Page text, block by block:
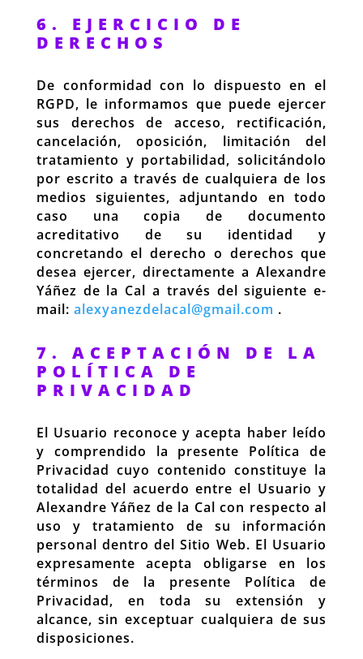
6. EJERCICIO DE
DERECHOS
De conformidad con lo dispuesto en el
RGPD, le informamos que puede ejercer
sus derechos de acceso, rectificación,
cancelación, oposición, limitación del
tratamiento y portabilidad, solicitándolo
por escrito a través de cualquiera de los
medios siguientes, adjuntando en todo
caso una copia de documento
acreditativo de su identidad y
concretando el derecho o derechos que
desea ejercer, directamente a Alexandre
Yáñez de la Cal a través del siguiente e-
mail: alexyanezdelacal@gmail.com .
7. ACEPTACIÓN DE LA
POLÍTICA DE
PRIVACIDAD
El Usuario reconoce y acepta haber leído
y comprendido la presente Política de
Privacidad cuyo contenido constituye la
totalidad del acuerdo entre el Usuario y
Alexandre Yáñez de la Cal con respecto al
uso y tratamiento de su información
personal dentro del Sitio Web. El Usuario
expresamente acepta obligarse en los
términos de la presente Política de
Privacidad, en toda su extensión y
alcance, sin exceptuar cualquiera de sus
disposiciones.